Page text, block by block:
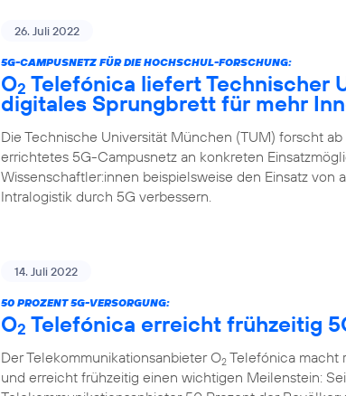
26. Juli 2022
5G-CAMPUSNETZ FÜR DIE HOCHSCHUL-FORSCHUNG:
O2 Telefónica liefert Technischer
digitales Sprungbrett für mehr
Die Technische Universität München (TUM) forscht
errichtetes 5G-Campusnetz an konkreten
Wissenschaftler:innen beispielsweise den Einsatz von
Intralogistik durch 5G verbessern.
14. Juli 2022
50 PROZENT 5G-VERSORGUNG:
O2 Telefónica erreicht frühzeitig
Der Telekommunikationsanbieter O2 Telefónica macht
und erreicht frühzeitig einen wichtigen Meilenstein: